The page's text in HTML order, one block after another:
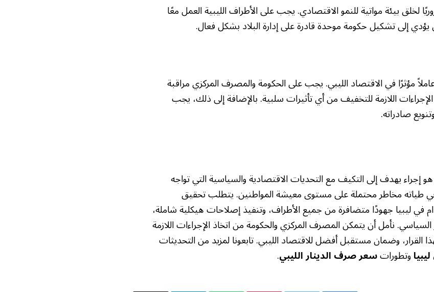
لخلق بيئة مواتية للنمو الاقتصادي. يجب على الأطراف الليبية العمل معًا
إلى تشكيل حكومة موحدة قادرة على إدارة البلاد بشكل فعال.
مؤثرًا في الاقتصاد الليبي. يجب على الحكومة والمصرف المركزي مراقبة
اللازمة للتخفيف من أي تأثيرات سلبية. بالإضافة إلى ذلك، يجب
صادراته.
إجراء يهدف إلى التكيف مع التحديات الاقتصادية والسياسية التي تواجه
في طياته مخاطر محتملة على مستوى معيشة المواطنين. يتطلب تحقيق
في ليبيا جهودًا متضافرة من جميع الأطراف، وتنفيذ إصلاحات هيكلية شاملة،
نأمل أن يتمكن المصرف المركزي والحكومة من اتخاذ الإجراءات اللازمة
القرار، وضمان مستقبل أفضل للاقتصاد الليبي. تابعونا لمزيد من التحديثات
وتطوراتسعر صرف الدينار الليبي.